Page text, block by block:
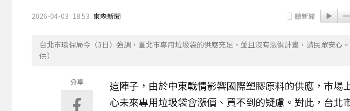
2026-04-03 18:53 東森新聞 聽新聞
台北市環保局今（3日）強調，臺北市專用垃圾袋的供應充足，並且沒有漲價計畫，請民眾安心
供）
分享 這陣子，由於中東戰情影響國際塑膠原料的供應，市場
心未來專用垃圾袋會漲價 、買不到的疑慮。對此，台北